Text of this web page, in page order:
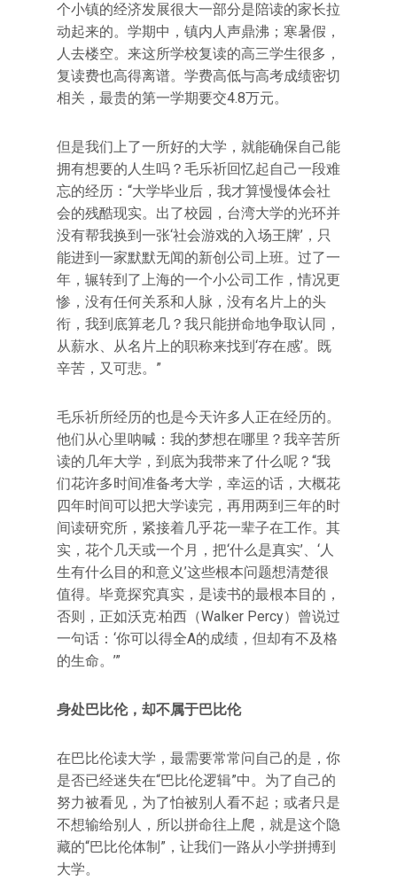
个小镇的经济发展很大一部分是陪读的家长拉
动起来的。学期中，镇内人声鼎沸；寒暑假，
人去楼空。来这所学校复读的高三学生很多，
复读费也高得离谱。学费高低与高考成绩密切
相关，最贵的第一学期要交4.8万元。
但是我们上了一所好的大学，就能确保自己能
拥有想要的人生吗？毛乐祈回忆起自己一段难
忘的经历：“大学毕业后，我才算慢慢体会社
会的残酷现实。出了校园，台湾大学的光环并
没有帮我换到一张‘社会游戏的入场王牌’，只
能进到一家默默无闻的新创公司上班。过了一
年，辗转到了上海的一个小公司工作，情况更
惨，没有任何关系和人脉，没有名片上的头
衔，我到底算老几？我只能拼命地争取认同，
从薪水、从名片上的职称来找到‘存在感’。既
辛苦，又可悲。”
毛乐祈所经历的也是今天许多人正在经历的。
他们从心里呐喊：我的梦想在哪里？我辛苦所
读的几年大学，到底为我带来了什么呢？“我
们花许多时间准备考大学，幸运的话，大概花
四年时间可以把大学读完，再用两到三年的时
间读研究所，紧接着几乎花一辈子在工作。其
实，花个几天或一个月，把‘什么是真实’、‘人
生有什么目的和意义’这些根本问题想清楚很
值得。毕竟探究真实，是读书的最根本目的，
否则，正如沃克·柏西（Walker Percy）曾说过
一句话：‘你可以得全A的成绩，但却有不及格
的生命。’”
身处巴比伦，却不属于巴比伦
在巴比伦读大学，最需要常常问自己的是，你
是否已经迷失在“巴比伦逻辑”中。为了自己的
努力被看见，为了怕被别人看不起；或者只是
不想输给别人，所以拼命往上爬，就是这个隐
藏的“巴比伦体制”，让我们一路从小学拼搏到
大学。